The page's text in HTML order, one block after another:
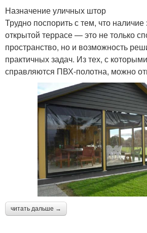
Назначение уличных штор
Трудно поспорить с тем, что
открытой террасе — это не только
пространство, но и возможность
практичных задач. Из тех, с
справляются ПВХ-полотна, можно
читать дальше →